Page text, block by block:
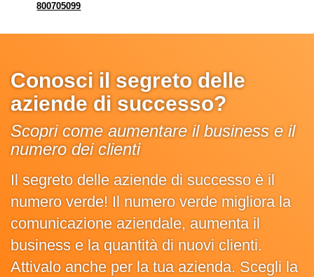
800705099
Conosci il segreto delle
aziende di successo?
Scopri come aumentare il business e il
numero dei clienti
Il segreto delle aziende di successo è il
numero verde! Il numero verde migliora la
comunicazione aziendale, aumenta il
business e la quantità di nuovi clienti.
Attivalo anche per la tua azienda. Scegli la